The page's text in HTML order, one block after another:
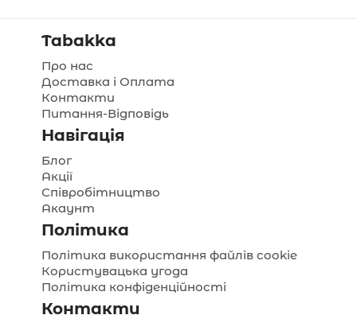
Tabakka
Про нас
Доставка і Оплата
Контакти
Питання-Відповідь
Навігація
Блог
Акції
Співробітництво
Акаунт
Політика
Політика використання файлів cookie
Користувацька угода
Політика конфіденційності
Контакти